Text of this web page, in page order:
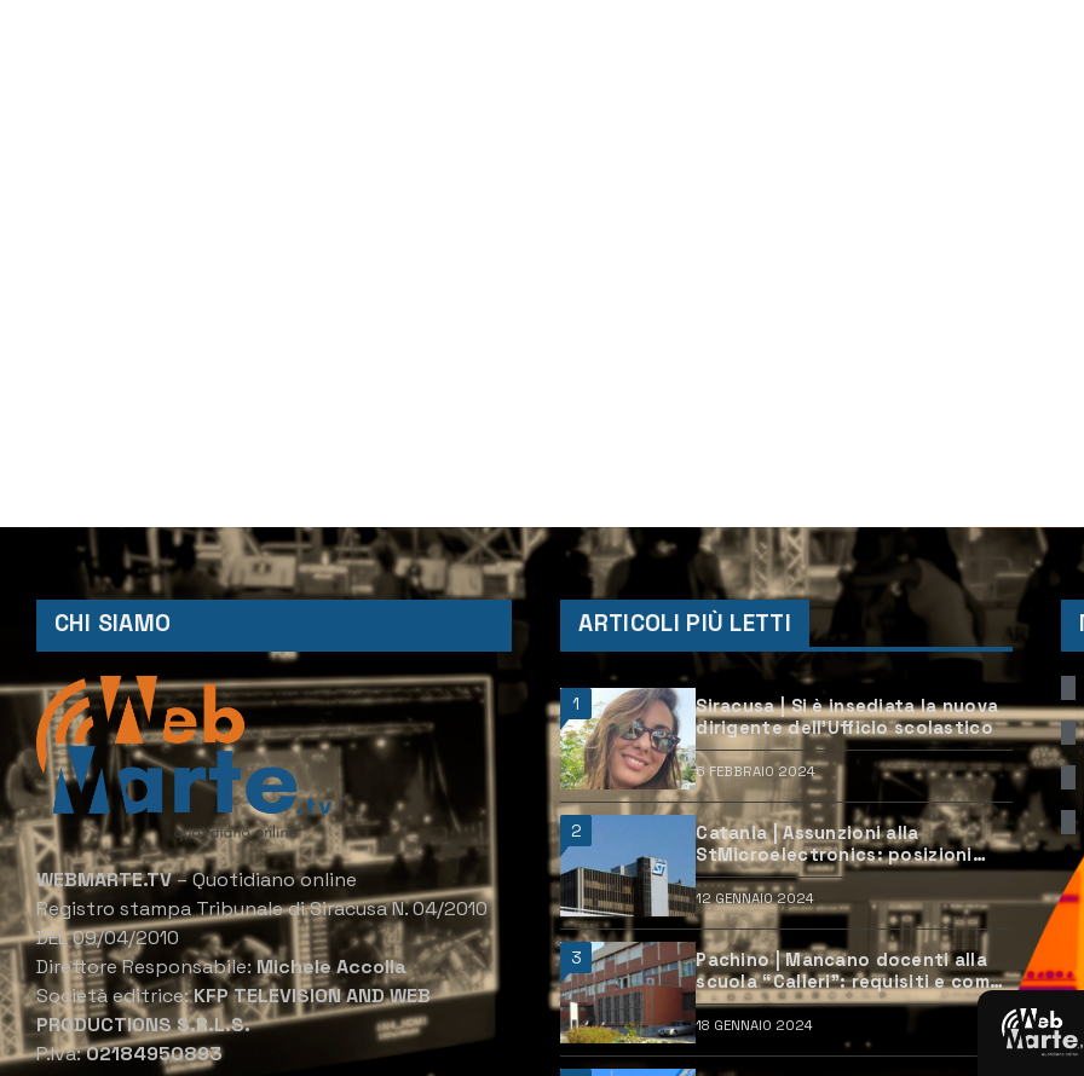
CHI SIAMO
WEBMARTE.TV– Quotidiano online
Registro stampa Tribunale di Siracusa N. 04/2010
DEL 09/04/2010
Direttore Responsabile:Michele Accolla
Società editrice:KFP TELEVISION AND WEB
PRODUCTIONS S.R.L.S.
P.Iva:02184950893
ARTICOLI PIÙ LETTI
1
Siracusa | Si è insediata la nuova
dirigente dell’Ufficio scolastico
6 FEBBRAIO 2024
2
Catania | Assunzioni alla
StMicroelectronics: posizioni
aperte e come candidarsi
12 GENNAIO 2024
3
Pachino | Mancano docenti alla
scuola “Calleri”: requisiti e come
candidarsi
18 GENNAIO 2024